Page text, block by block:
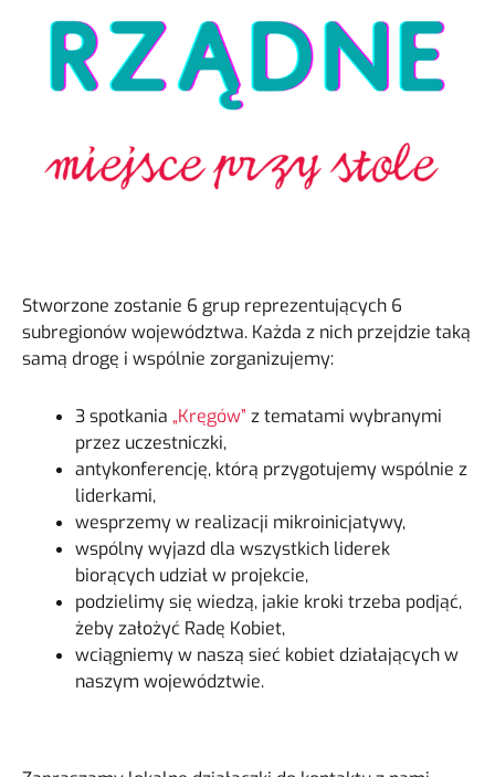
Stworzone zostanie 6 grup reprezentujących 6
subregionów województwa. Każda z nich przejdzie taką
samą drogę i wspólnie zorganizujemy:
3 spotkania „Kręgów” z tematami wybranymi
przez uczestniczki,
antykonferencję, którą przygotujemy wspólnie z
liderkami,
wesprzemy w realizacji mikroinicjatywy,
wspólny wyjazd dla wszystkich liderek
biorących udział w projekcie,
podzielimy się wiedzą, jakie kroki trzeba podjąć,
żeby założyć Radę Kobiet,
wciągniemy w naszą sieć kobiet działających w
naszym województwie.